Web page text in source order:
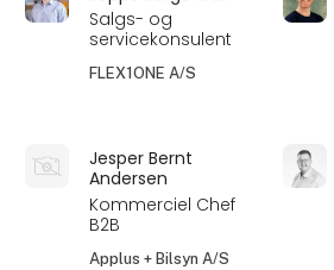
Salgs- og
servicekonsulent
FLEX1ONE A/S
Jesper Bernt
Andersen
Kommerciel Chef
B2B
Applus + Bilsyn A/S